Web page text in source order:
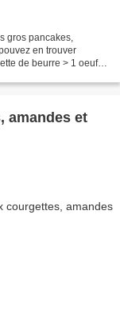
gros pancakes,
en trouver
de beurre > 1 oeuf >
amandes et